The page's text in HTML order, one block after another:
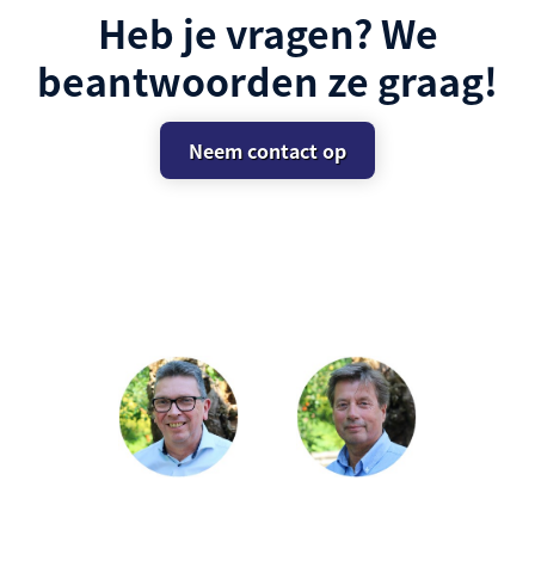
Heb je vragen? We
beantwoorden ze graag!
Neem contact op